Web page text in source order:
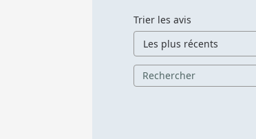
Trier les avis